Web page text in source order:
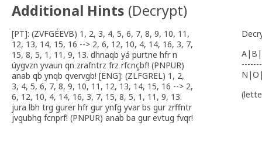
Additional Hints (Decrypt)
[PT]: (ZVFGÉEVB) 1, 2, 3, 4, 5, 6, 7, 8, 9, 10, 11,
12, 13, 14, 15, 16 --> 2, 6, 12, 10, 4, 14, 16, 3, 7,
15, 8, 5, 1, 11, 9, 13. dhnaqb yá purtne hfr n
úygvzn yvaun qn zrafntrz frz rfcnçbf! (PNPUR)
anab qb ynqb qvervgb! [ENG]: (ZLFGREL) 1, 2,
3, 4, 5, 6, 7, 8, 9, 10, 11, 12, 13, 14, 15, 16 --> 2,
6, 12, 10, 4, 14, 16, 3, 7, 15, 8, 5, 1, 11, 9, 13.
jura lbh trg gurer hfr gur ynfg yvar bs gur zrffntr
jvgubhg fcnprf! (PNPUR) anab ba gur evtug fvqr!